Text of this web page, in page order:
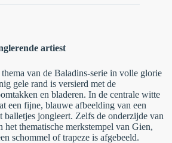
artiest
van de Baladins-serie in volle glorie
gele rand is versierd met de
en bladeren. In de centrale witte
een fijne, blauwe afbeelding van een
balletjes jongleert. Zelfs de onderzijde van
het thematische merkstempel van Gien,
schommel of trapeze is afgebeeld.